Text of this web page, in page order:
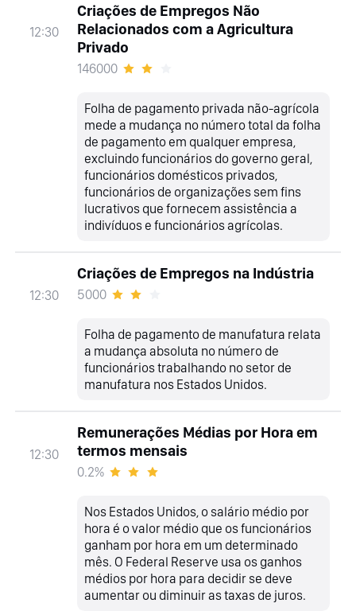
12:30
Criações de Empregos Não
Relacionados com a Agricultura
Privado
146000
Folha de pagamento privada não-agrícola
mede a mudança no número total da folha
de pagamento em qualquer empresa,
excluindo funcionários do governo geral,
funcionários domésticos privados,
funcionários de organizações sem fins
lucrativos que fornecem assistência a
indivíduos e funcionários agrícolas.
12:30
Criações de Empregos na Indústria
5000
Folha de pagamento de manufatura relata
a mudança absoluta no número de
funcionários trabalhando no setor de
manufatura nos Estados Unidos.
12:30
Remunerações Médias por Hora em
termos mensais
0.2%
Nos Estados Unidos, o salário médio por
hora é o valor médio que os funcionários
ganham por hora em um determinado
mês. O Federal Reserve usa os ganhos
médios por hora para decidir se deve
aumentar ou diminuir as taxas de juros.